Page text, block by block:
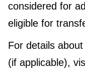
considered for
eligible for
For details
(if applicable),